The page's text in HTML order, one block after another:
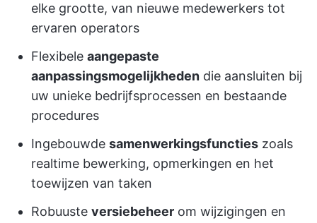
elke grootte, van nieuwe medewerkers tot
ervaren operators
Flexibele aangepaste
aanpassingsmogelijkheden die aansluiten bij
uw unieke bedrijfsprocessen en bestaande
procedures
Ingebouwde samenwerkingsfuncties zoals
realtime bewerking, opmerkingen en het
toewijzen van taken
Robuuste versiebeheer om wijzigingen en